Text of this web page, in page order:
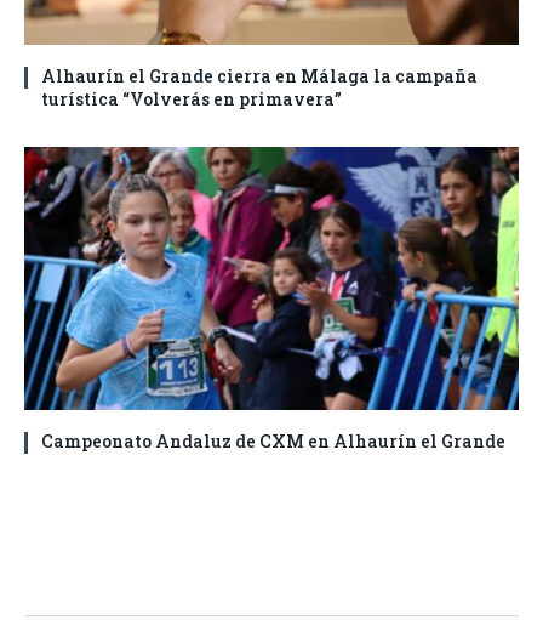
Alhaurín el Grande cierra en Málaga la campaña
turística “Volverás en primavera”
Campeonato Andaluz de CXM en Alhaurín el Grande